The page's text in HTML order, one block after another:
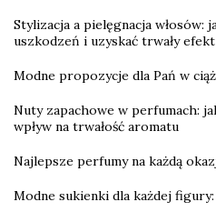
Stylizacja a pielęgnacja włosów:
uszkodzeń i uzyskać trwały efekt
Modne propozycje dla Pań w
Nuty zapachowe w perfumach:
wpływ na trwałość aromatu
Najlepsze perfumy na każdą
Modne sukienki dla każdej